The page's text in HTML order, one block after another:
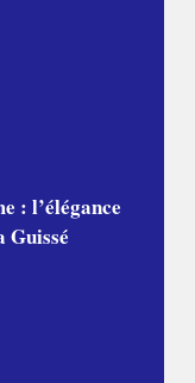
: l’élégance